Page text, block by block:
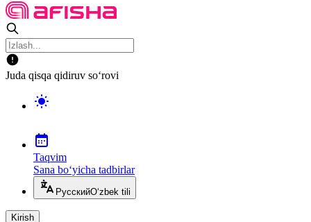
Juda qisqa qidiruv so‘rovi
Taqvim
Sana bo‘yicha tadbirlar
РусскийO‘zbek tili
Kirish